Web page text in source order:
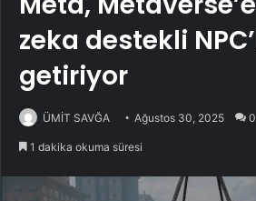
zeka destekli
getiriyor
ÜMİT SAVĞA Ağustos 30, 2025 0
1 dakika okuma süresi